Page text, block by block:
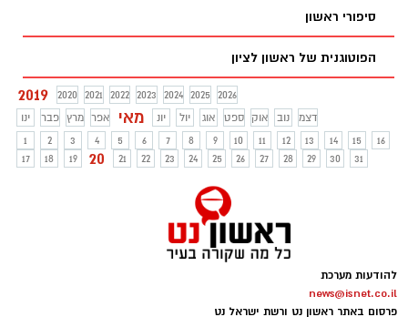
סיפורי ראשון
הפוטוגנית של ראשון לציון
2019 2020 2021 2022 2023 2024 2025
2026
ינו
פבר מרץ אפר מאי יונ יול אוג ספט אוק נוב
דצמ
1
2 3 4 5 6 7 8 9 10 11 12 13 14 15
16
17
18 19 20 21 22 23 24 25 26 27 28 29 30 31
להודעות מערכת
news@isnet.co.il
פרסום באתר ראשון נט ורשת ישראל נט